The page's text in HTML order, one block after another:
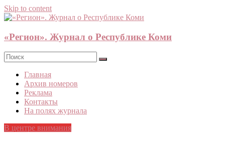
Skip to content
«Регион». Журнал о Республике Коми
Главная
Архив номеров
Реклама
Контакты
На полях журнала
В центре внимания